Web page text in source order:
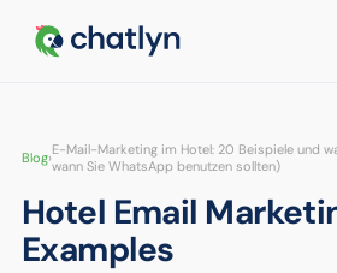
Blog›E-Mail-Marketing im Hotel: 20 Beispiele und
wann Sie WhatsApp benutzen sollten)
Hotel Email
Examples